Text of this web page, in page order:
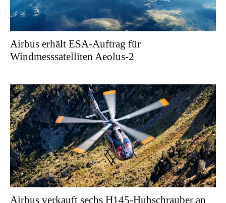
Airbus erhält ESA-Auftrag für
Windmesssatelliten Aeolus-2
Airbus verkauft sechs H145-Hubschrauber an